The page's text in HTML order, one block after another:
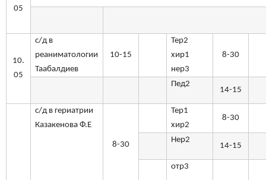
05
10.
05
с/д в
реаниматологии
Таабалдиев
10-15
Тер2
хир1
нер3
8-30
Пед2
14-15
с/д в гериатрии
Казакенова Ф.Е
8-30
Тер1
хир2
8-30
Нер2
14-15
отр3